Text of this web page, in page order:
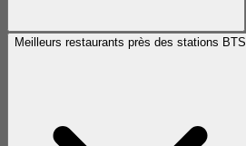
Meilleurs restaurants près des stations BTS